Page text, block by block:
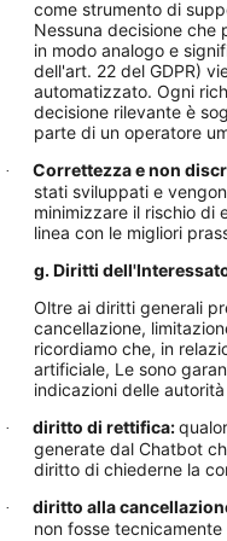
come strumento di
Nessuna decisione
in modo analogo e
dell'art. 22 del GDPR)
automatizzato. Ogni
decisione rilevante è
parte di un operatore
· Correttezza e non
stati sviluppati e
minimizzare il rischio di
linea con le migliori
g. Diritti
Oltre ai diritti generali
cancellazione,
ricordiamo che, in
artificiale, Le sono
indicazioni delle
· diritto di rettifica:
generate dal Chatbot
diritto di chiederne la
· diritto alla
non fosse